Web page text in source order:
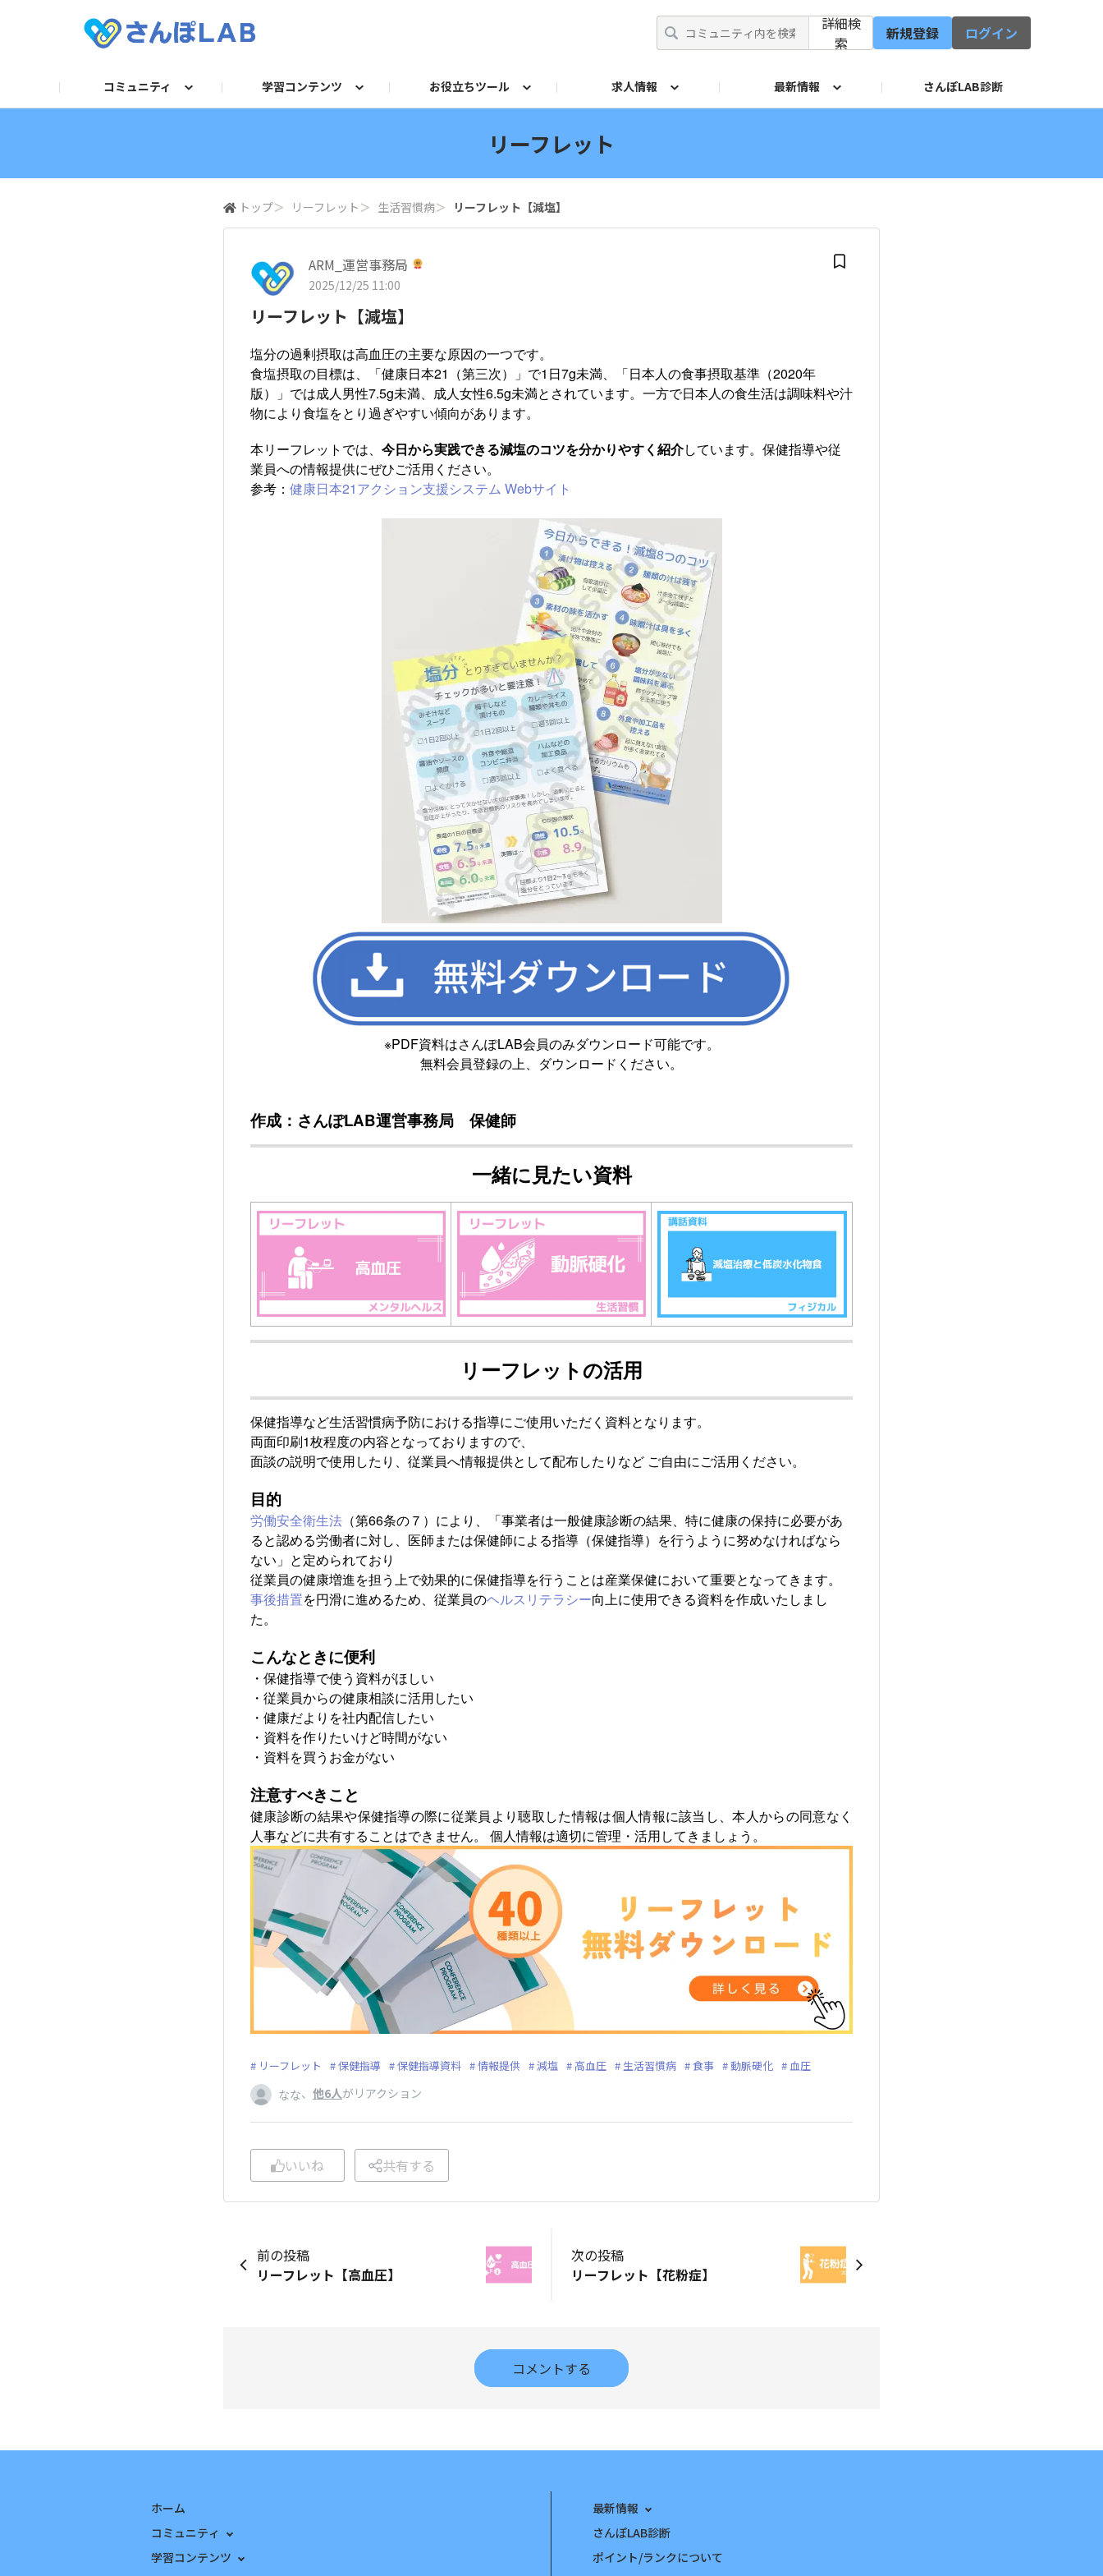
詳細検
索
新規登録 ログイン
コミュニティ 学習コンテンツ お役立ちツール 求人情報 最新情報 さんぽLAB診断
リーフレット
トップ＞ リーフレット ＞ 生活習慣病＞ リーフレット【減塩】
ARM_運営事務局
2025/12/25 11:00
リーフレット【減塩】
塩分の過剰摂取は高血圧の主要な原因の一つです。
食塩摂取の目標は、「健康日本21（第三次）」で1日7g未満、「日本人の食事摂取基準（2020年
版）」では成人男性7.5g未満、成人女性6.5g未満とされています。一方で日本人の食生活は調味料や汁
物により食塩をとり過ぎやすい傾向があります。
本リーフレットでは、 今日から実践できる減塩のコツを分かりやすく紹介しています。保健指導や従
業員への情報提供にぜひご活用ください。
参考： 健康日本21アクション支援システム Webサイト
※PDF資料はさんぽLAB会員のみダウンロード可能です。
無料会員登録の上、ダウンロードください。
作成：さんぽLAB運営事務局 保健師
一緒に見たい資料
リーフレットの活用
保健指導など生活習慣病予防における指導にご使用いただく資料となります。
両面印刷1枚程度の内容となっておりますので、
面談の説明で使用したり、従業員へ情報提供として配布したりなど ご自由にご活用ください。
目的
労働安全衛生法 （第66条の７）により、「事業者は一般健康診断の結果、特に健康の保持に必要があ
ると認める労働者に対し、医師または保健師による指導（保健指導）を行うように努めなければなら
ない」と定められており
従業員の健康増進を担う上で効果的に保健指導を行うことは産業保健において重要となってきます。
事後措置を円滑に進めるため、従業員のヘルスリテラシー向上に使用できる資料を作成いたしまし
た。
こんなときに便利
・保健指導で使う資料がほしい
・従業員からの健康相談に活用したい
・健康だよりを社内配信したい
・資料を作りたいけど時間がない
・資料を買うお金がない
注意すべきこと
健康診断の結果や保健指導の際に従業員より聴取した情報は個人情報に該当し、本人からの同意なく
人事などに共有することはできません。 個人情報は適切に管理・活用してきましょう。
リーフレット 保健指導 保健指導資料 情報提供 減塩 高血圧 生活習慣病 食事 動脈硬化 血圧
なな、 他6人がリアクション
いいね 共有する
前の投稿
リーフレット【高血圧】
次の投稿
リーフレット【花粉症】
コメントする
ホーム
コミュニティ
学習コンテンツ
最新情報
さんぽLAB診断
ポイント/ランクについて